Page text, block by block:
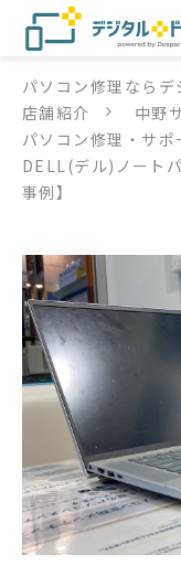
パソコン修理
サービス
店舗紹介
デジタルドックブログ
パソコン修理ならデ
店舗紹介
中野
パソコン修理・サ
DELL(デル)ノート
事例】